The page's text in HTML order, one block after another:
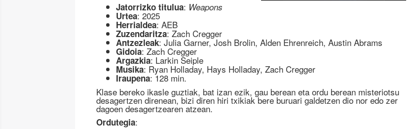
Jatorrizko titulua: Weapons
Urtea: 2025
Herrialdea: AEB
Zuzendaritza: Zach Cregger
Antzezleak: Julia Garner, Josh Brolin, Alden Ehrenreich, Austin Abrams
Gidoia: Zach Cregger
Argazkia: Larkin Seiple
Musika: Ryan Holladay, Hays Holladay, Zach Cregger
Iraupena: 128 min.
Klase bereko ikasle guztiak, bat izan ezik, gau berean eta ordu berean misteriotsu
desagertzen direnean, bizi diren hiri txikiak bere buruari galdetzen dio nor edo zer
dagoen desagertzearen atzean.
Ordutegia: